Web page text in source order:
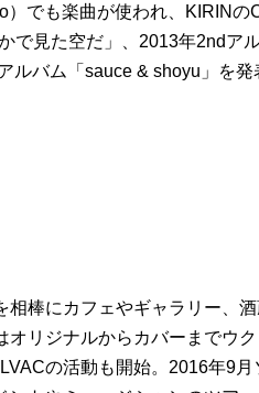
でも楽曲が使われ、KIRIN
で見た空だ」、2013年2ndア
ルバム「sauce & shoyu」を発
相棒にカフェやギャラリー、
オリジナルからカバーまでウ
の活動も開始。2016年9